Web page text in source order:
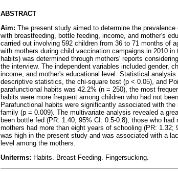
ABSTRACT
Aim: The present study aimed to determine the
with breastfeeding, bottle feeding, income, and mother's
carried out involving 592 children from 36 to 71 months of
with mothers during child vaccination campaigns in 2010
habits) was determined through mothers' reports
the interview. The independent variables included gender,
income, and mother's educational level. Statistical
descriptive statistics, the chi-square test (p < 0.05), and
parafunctional habits was 42.2% (n = 250), the most
habits were more frequent among children who had not
Parafunctional habits were significantly associated with
family (p = 0.009). The multivariate analysis revealed a
been bottle fed (PR: 1.40; 95% CI: 0.5-0.8), those who
mothers had more than eight years of schooling (PR: 1.32;
was high in the present study and was associated with a
level among the mothers.
Uniterms: Habits. Breast Feeding. Fingersucking.